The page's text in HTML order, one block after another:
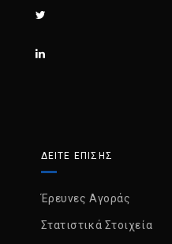
ΔΕΙΤΕ ΕΠΙΣΗΣ
Έρευνες Αγοράς
Στατιστικά Στοιχεία